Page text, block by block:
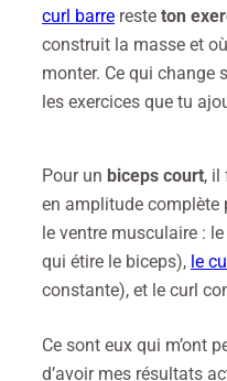
curl barre reste ton
construit la masse et
monter. Ce qui change
les exercices que tu
Pour un biceps court, il
en amplitude complète
le ventre musculaire :
qui étire le biceps), le
constante), et le curl
Ce sont eux qui m’ont
d’avoir mes résultats